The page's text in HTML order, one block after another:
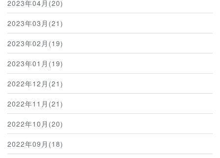
2023年04月(20)
2023年03月(21)
2023年02月(19)
2023年01月(19)
2022年12月(21)
2022年11月(21)
2022年10月(20)
2022年09月(18)